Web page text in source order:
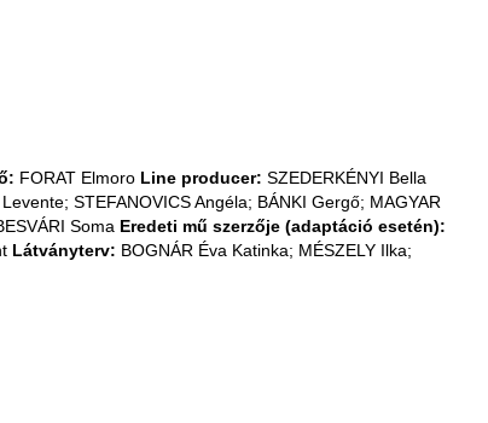
FORAT Elmoro Line producer: SZEDERKÉNYI Bella
STEFANOVICS Angéla; BÁNKI Gergő; MAGYAR
Soma Eredeti mű szerzője (adaptáció esetén):
Látványterv: BOGNÁR Éva Katinka; MÉSZELY Ilka;